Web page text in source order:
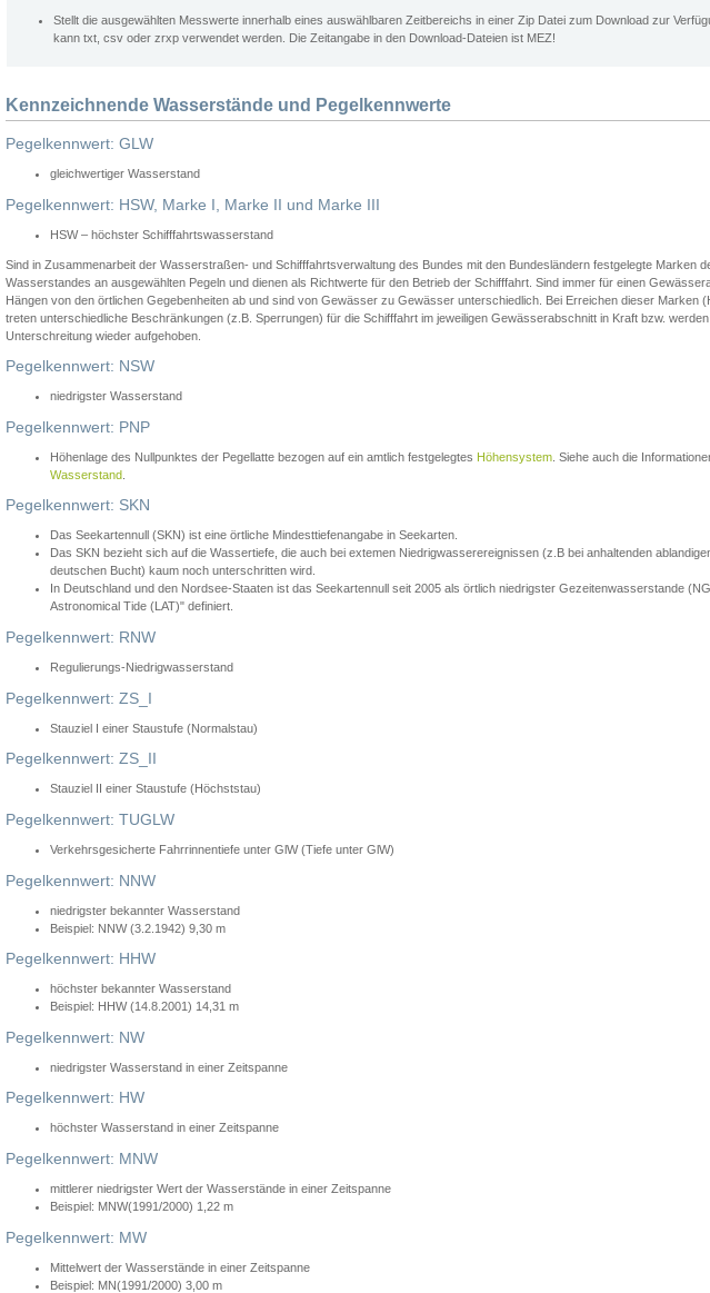
Stellt die ausgewählten Messwerte innerhalb eines auswählbaren Zeitbereichs in einer Zip Datei zum Download zur
kann txt, csv oder zrxp verwendet werden. Die Zeitangabe in den Download-Dateien ist MEZ!
Kennzeichnende Wasserstände und Pegelkennwerte
Pegelkennwert: GLW
gleichwertiger Wasserstand
Pegelkennwert: HSW, Marke I, Marke II und Marke III
HSW – höchster Schifffahrtswasserstand
Sind in Zusammenarbeit der Wasserstraßen- und Schifffahrtsverwaltung des Bundes mit den Bundesländern festgelegte Marken
Wasserstandes an ausgewählten Pegeln und dienen als Richtwerte für den Betrieb der Schifffahrt. Sind immer für einen
Hängen von den örtlichen Gegebenheiten ab und sind von Gewässer zu Gewässer unterschiedlich. Bei Erreichen dieser Marken
treten unterschiedliche Beschränkungen (z.B. Sperrungen) für die Schifffahrt im jeweiligen Gewässerabschnitt in Kraft bzw.
Unterschreitung wieder aufgehoben.
Pegelkennwert: NSW
niedrigster Wasserstand
Pegelkennwert: PNP
Höhenlage des Nullpunktes der Pegellatte bezogen auf ein amtlich festgelegtes Höhensystem . Siehe auch die
Wasserstand
Pegelkennwert: SKN
Das Seekartennull (SKN) ist eine örtliche Mindesttiefenangabe in Seekarten.
Das SKN bezieht sich auf die Wassertiefe, die auch bei extemen Niedrigwasserereignissen (z.B bei anhaltenden
deutschen Bucht) kaum noch unterschritten wird.
In Deutschland und den Nordsee-Staaten ist das Seekartennull seit 2005 als örtlich niedrigster Gezeitenwasserstande
Astronomical Tide (LAT)" definiert.
Pegelkennwert: RNW
Regulierungs-Niedrigwasserstand
Pegelkennwert: ZS_I
Stauziel I einer Staustufe (Normalstau)
Pegelkennwert: ZS_II
Stauziel II einer Staustufe (Höchststau)
Pegelkennwert: TUGLW
Verkehrsgesicherte Fahrrinnentiefe unter GlW (Tiefe unter GlW)
Pegelkennwert: NNW
niedrigster bekannter Wasserstand
Beispiel: NNW (3.2.1942) 9,30 m
Pegelkennwert: HHW
höchster bekannter Wasserstand
Beispiel: HHW (14.8.2001) 14,31 m
Pegelkennwert: NW
niedrigster Wasserstand in einer Zeitspanne
Pegelkennwert: HW
höchster Wasserstand in einer Zeitspanne
Pegelkennwert: MNW
mittlerer niedrigster Wert der Wasserstände in einer Zeitspanne
Beispiel: MNW(1991/2000) 1,22 m
Pegelkennwert: MW
Mittelwert der Wasserstände in einer Zeitspanne
Beispiel: MN(1991/2000) 3,00 m